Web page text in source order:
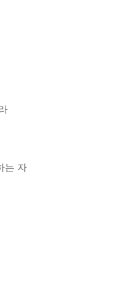
는 자